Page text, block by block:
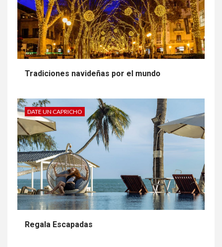
Tradiciones navideñas por el mundo
DATE UN CAPRICHO
Regala Escapadas